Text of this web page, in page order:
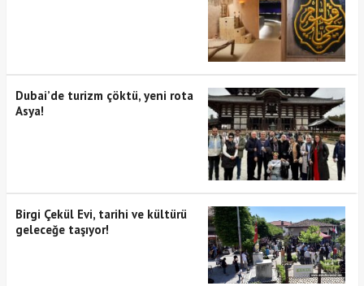
Dubai’de turizm çöktü, yeni rota
Asya!
Birgi Çekül Evi, tarihi ve kültürü
geleceğe taşıyor!